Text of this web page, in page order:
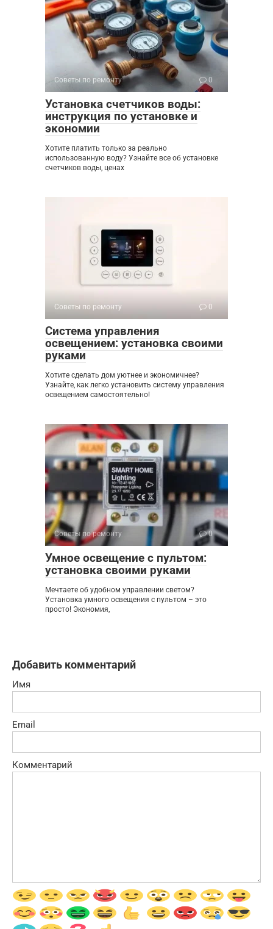
Советы по ремонту 0
Установка счетчиков воды:
инструкция по установке и
экономии
Хотите платить только за реально
использованную воду? Узнайте все об установке
счетчиков воды, ценах
Советы по ремонту 0
Система управления
освещением: установка своими
руками
Хотите сделать дом уютнее и экономичнее?
Узнайте, как легко установить систему управления
освещением самостоятельно!
Советы по ремонту 0
Умное освещение с пультом:
установка своими руками
Мечтаете об удобном управлении светом?
Установка умного освещения с пультом – это
просто! Экономия,
Добавить комментарий
Имя
Email
Комментарий